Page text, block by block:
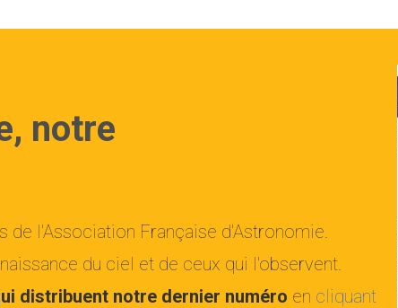
notre
de l'Association Française d'Astronomie.
du ciel et de ceux qui l'observent.
distribuent notre dernier numéro en cliquant